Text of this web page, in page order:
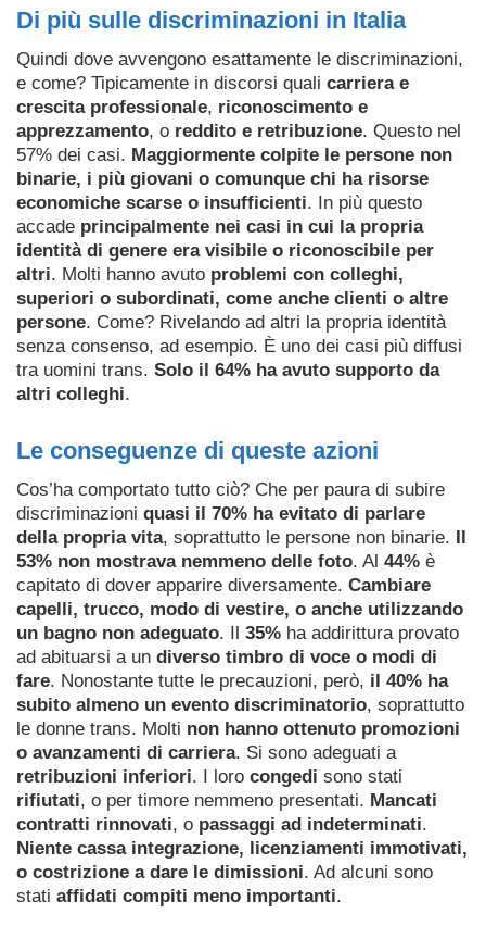
Di più sulle discriminazioni in Italia
Quindi dove avvengono esattamente le discriminazioni,
e come? Tipicamente in discorsi quali carriera e
crescita professionale, riconoscimento e
apprezzamento, o reddito e retribuzione. Questo nel
57% dei casi. Maggiormente colpite le persone non
binarie, i più giovani o comunque chi ha risorse
economiche scarse o insufficienti. In più questo
accade principalmente nei casi in cui la propria
identità di genere era visibile o riconoscibile per
altri. Molti hanno avuto problemi con colleghi,
superiori o subordinati, come anche clienti o altre
persone. Come? Rivelando ad altri la propria identità
senza consenso, ad esempio. È uno dei casi più diffusi
tra uomini trans. Solo il 64% ha avuto supporto da
altri colleghi.
Le conseguenze di queste azioni
Cos’ha comportato tutto ciò? Che per paura di subire
discriminazioni quasi il 70% ha evitato di parlare
della propria vita, soprattutto le persone non binarie. Il
53% non mostrava nemmeno delle foto. Al 44% è
capitato di dover apparire diversamente. Cambiare
capelli, trucco, modo di vestire, o anche utilizzando
un bagno non adeguato. Il 35% ha addirittura provato
ad abituarsi a un diverso timbro di voce o modi di
fare. Nonostante tutte le precauzioni, però, il 40% ha
subito almeno un evento discriminatorio, soprattutto
le donne trans. Molti non hanno ottenuto promozioni
o avanzamenti di carriera. Si sono adeguati a
retribuzioni inferiori. I loro congedi sono stati
rifiutati, o per timore nemmeno presentati. Mancati
contratti rinnovati, o passaggi ad indeterminati.
Niente cassa integrazione, licenziamenti immotivati,
o costrizione a dare le dimissioni. Ad alcuni sono
stati affidati compiti meno importanti.